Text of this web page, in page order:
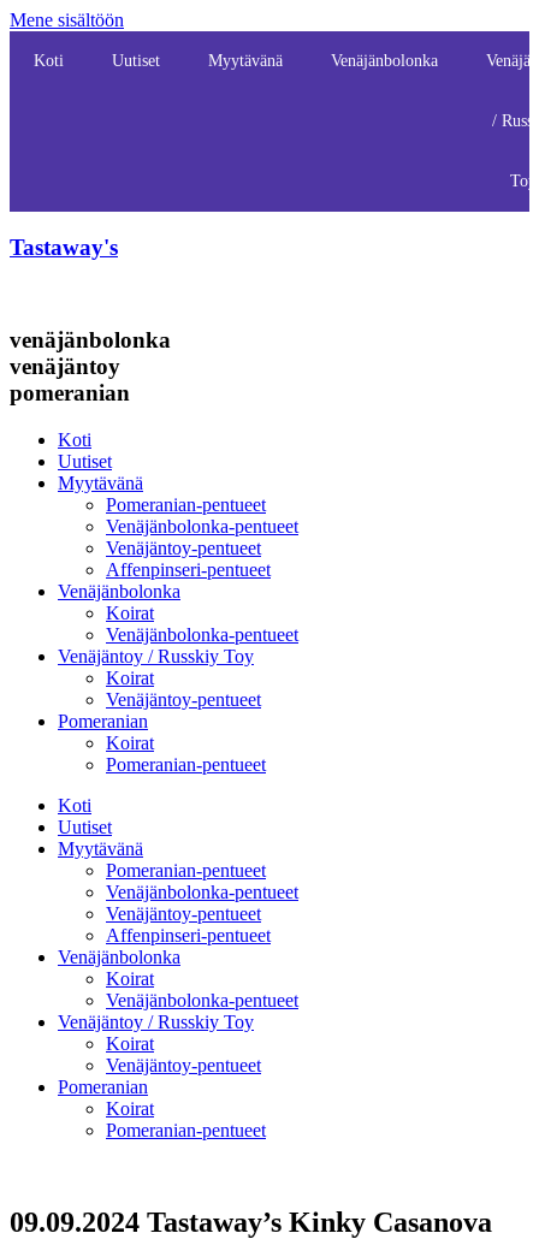
Mene sisältöön
Koti Uutiset Myytävänä Venäjänbolonka
/
Toy
Tastaway's
venäjänbolonka
venäjäntoy
pomeranian
Koti
Uutiset
Myytävänä
Pomeranian-pentueet
Venäjänbolonka-pentueet
Venäjäntoy-pentueet
Affenpinseri-pentueet
Venäjänbolonka
Koirat
Venäjänbolonka-pentueet
Venäjäntoy / Russkiy Toy
Koirat
Venäjäntoy-pentueet
Pomeranian
Koirat
Pomeranian-pentueet
Koti
Uutiset
Myytävänä
Pomeranian-pentueet
Venäjänbolonka-pentueet
Venäjäntoy-pentueet
Affenpinseri-pentueet
Venäjänbolonka
Koirat
Venäjänbolonka-pentueet
Venäjäntoy / Russkiy Toy
Koirat
Venäjäntoy-pentueet
Pomeranian
Koirat
Pomeranian-pentueet
09.09.2024 Tastaway’s Kinky Casanova